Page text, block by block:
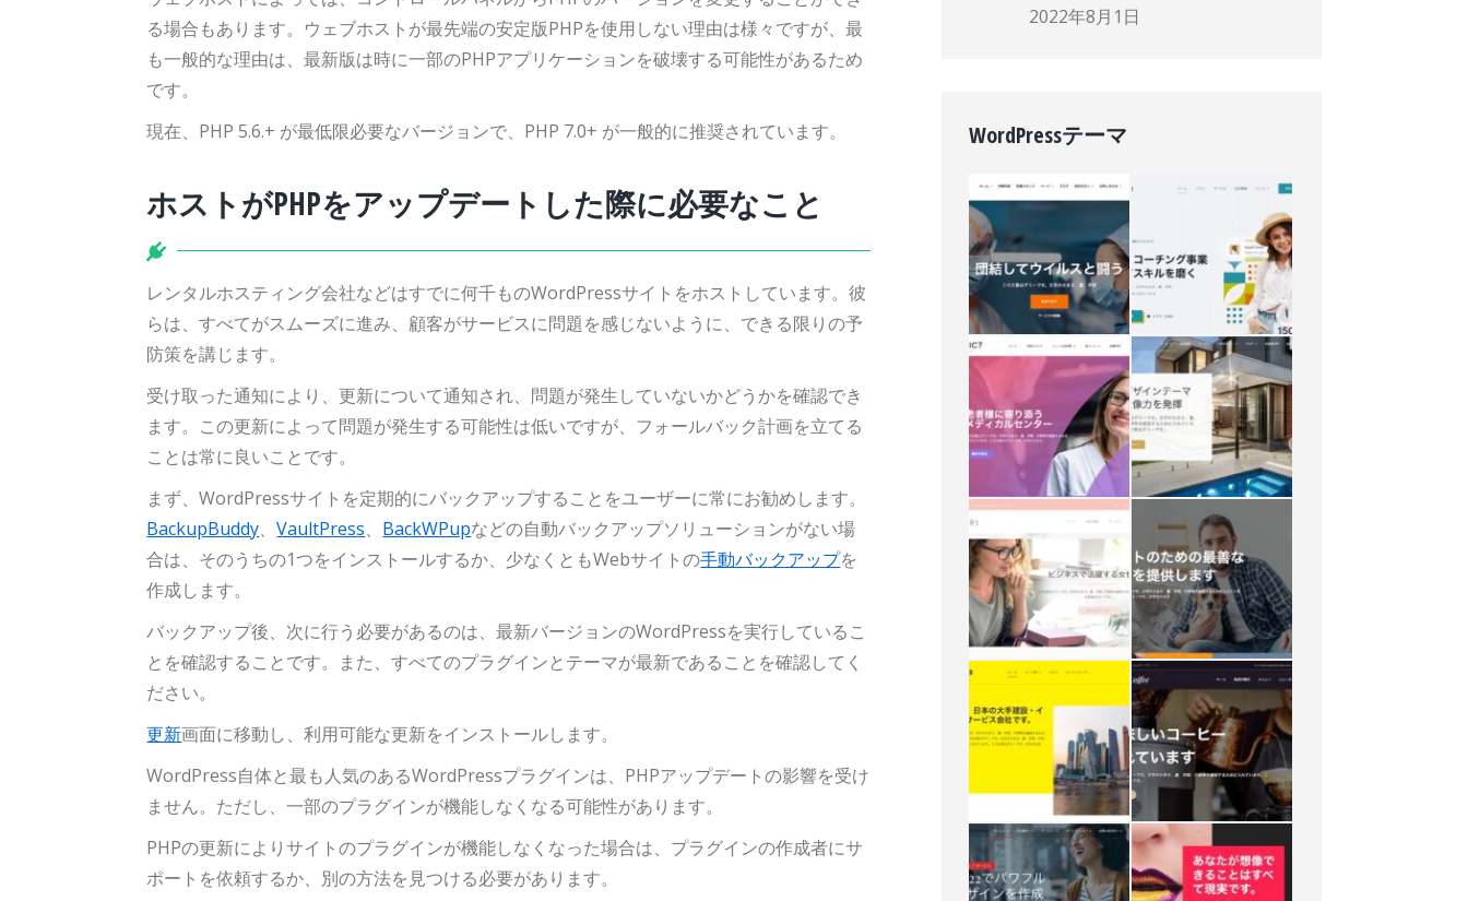
る場合もあります。ウェブホストが最先端の安定版PHPを使用しない理由は様々ですが、最
も一般的な理由は、最新版は時に一部のPHPアプリケーションを破壊する可能性があるため
です。
現在、PHP 5.6.+ が最低限必要なバージョンで、PHP 7.0+ が一般的に推奨されています。
ホストがPHPをアップデートした際に必要なこと
レンタルホスティング会社などはすでに何千ものWordPressサイトをホストしています。彼
らは、すべてがスムーズに進み、顧客がサービスに問題を感じないように、できる限りの予
防策を講じます。
受け取った通知により、更新について通知され、問題が発生していないかどうかを確認でき
ます。この更新によって問題が発生する可能性は低いですが、フォールバック計画を立てる
ことは常に良いことです。
まず、WordPressサイトを定期的にバックアップすることをユーザーに常にお勧めします。
BackupBuddy、VaultPress、 BackWPupなどの自動バックアップソリューションがない場
合は、そのうちの1つをインストールするか、少なくともWebサイトの手動バックアップを
作成します。
バックアップ後、次に行う必要があるのは、最新バージョンのWordPressを実行しているこ
とを確認することです。また、すべてのプラグインとテーマが最新であることを確認してく
ださい。
更新画面に移動し、利用可能な更新をインストールします。
WordPress自体と最も人気のあるWordPressプラグインは、PHPアップデートの影響を受け
ません。ただし、一部のプラグインが機能しなくなる可能性があります。
PHPの更新によりサイトのプラグインが機能しなくなった場合は、プラグインの作成者にサ
ポートを依頼するか、別の方法を見つける必要があります。
2022年8月1日
WordPressテーマ